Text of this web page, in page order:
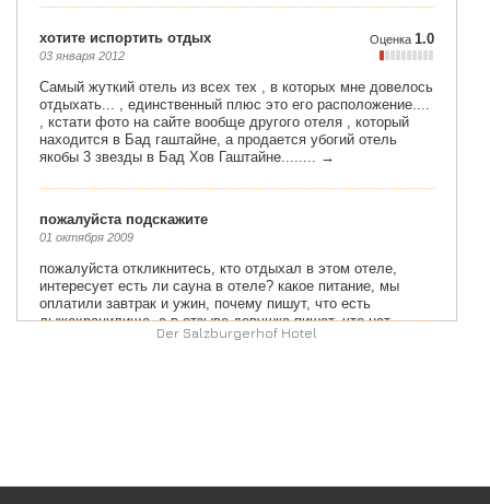
Der Salzburgerhof Hotel